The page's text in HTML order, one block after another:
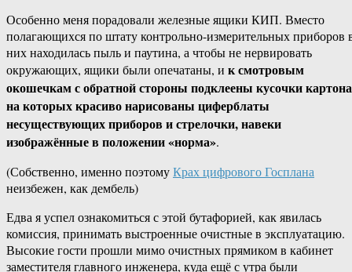
Особенно меня порадовали железные ящики КИП. Вместо
полагающихся по штату контрольно-измерительных приборов
них находилась пыль и паутина, а чтобы не нервировать
окружающих, ящики были опечатаны, и к смотровым
окошечкам с обратной стороны подклеены кусочки
на которых красиво нарисованы циферблаты
несуществующих приборов и стрелочки, навеки
изображённые в положении «норма».
(Собственно, именно поэтомуКрах цифрового Госплана
неизбежен, как дембель)
Едва я успел ознакомиться с этой бутафорией, как явилась
комиссия, принимать выстроенные очистные в эксплуатацию.
Высокие гости прошли мимо очистных прямиком в кабинет
заместителя главного инженера, куда ещё с утра были